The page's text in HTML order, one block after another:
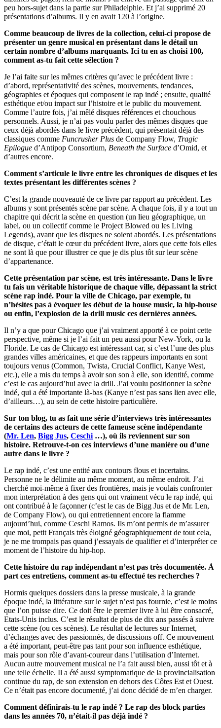
peu hors-sujet dans la partie sur Philadelphie. Et j’ai supprimé 20
présentations d’albums. Il y en avait 120 à l’origine.
Comme beaucoup de livres de la collection, celui-ci propose de
présenter un genre musical en présentant dans le détail un
certain nombre d’albums marquants. Ici tu en as choisi 100,
comment as-tu fait cette sélection ?
Je l’ai faite sur les mêmes critères qu’avec le précédent livre :
d’abord, représentativité des scènes, mouvements, tendances,
géographies et époques qui composent le rap indé ; ensuite, qualité
esthétique et/ou impact sur l’histoire et le public du mouvement.
Comme l’autre fois, j’ai mêlé disques références et chouchous
personnels. Aussi, je n’ai pas voulu parler des mêmes disques que
ceux déjà abordés dans le livre précédent, qui présentait déjà des
classiques comme Funcrusher Plus de Company Flow, Tragic
Epilogue d’Antipop Consortium, Beneath the Surface d’Omid, et
d’autres encore.
Comment s’articule le livre entre les chroniques de disques et les
textes présentant les différentes scènes ?
C’est la grande nouveauté de ce livre par rapport au précédent. Les
albums y sont présentés scène par scène. A chaque fois, il y a tout un
chapitre qui décrit la scène en question (un lieu géographique, un
label, ou un collectif comme le Project Blowed ou les Living
Legends), avant que les disques ne soient abordés. Les présentations
de disque, c’était le cœur du précédent livre, alors que cette fois elles
ne sont là que pour illustrer ce que je dis plus tôt sur leur scène
d’appartenance.
Cette présentation par scène, est très intéressante. Dans le livre
tu fais un véritable historique de chaque ville, dépassant la strict
scène rap indé. Pour la ville de Chicago, par exemple, tu
n’hésites pas à évoquer les début de la house music, la hip-house
ou enfin, l’explosion de la drill music ces dernières années.
Il n’y a que pour Chicago que j’ai vraiment apporté à ce point cette
perspective, même si je l’ai fait un peu aussi pour New-York, ou la
Floride. Le cas de Chicago est intéressant car, si c’est l’une des plus
grandes villes américaines, et que des rappeurs importants en sont
toujours venus (Common, Twista, Crucial Conflict, Kanye West,
etc.), elle a mis du temps à avoir son son à elle, son identité, comme
c’est le cas aujourd’hui avec la drill. J’ai voulu positionner la scène
indé, qui a été importante là-bas (Kanye n’est pas sans lien avec elle,
d’ailleurs…), au sein de cette histoire particulière.
Sur ton blog, tu as fait une série d’interviews très intéressantes
de certains des acteurs de cette fameuse scène indépendante
(Mr. Len, Bigg Jus, Ceschi …), où ils reviennent sur son
histoire. Retrouve-t-on ces interviews d’une manière ou d’une
autre dans le livre ?
Le rap indé, c’est une entité aux contours flous et incertains.
Personne ne le délimite au même moment, au même endroit. J’ai
cherché moi-même à fixer des frontières, mais je voulais confronter
mon interprétation à des gens qui ont vraiment vécu le rap indé, qui
ont contribué à le façonner (c’est le cas de Bigg Jus et de Mr. Len,
de Company Flow), ou qui entretiennent encore la flamme
aujourd’hui, comme Ceschi Ramos. Ils m’ont permis de m’assurer
que moi, petit Français très éloigné géographiquement de tout cela,
je ne me trompais pas quand j’essayais de qualifier et d’interpréter ce
moment de l’histoire du hip-hop.
Cette histoire du rap indépendant n’est pas très documentée. À
part ces entretiens, comment as-tu effectué tes recherches ?
Hormis quelques dossiers dans la presse musicale, à la grande
époque indé, la littérature sur le sujet n’est pas fournie, c’est le moins
que l’on puisse dire. Ce doit être le premier livre à lui être consacré,
Etats-Unis inclus. C’est le résultat de plus de dix ans passés à suivre
cette scène (ou ces scènes). Le résultat de lectures sur Internet,
d’échanges avec des passionnés, de discussions off. Ce mouvement
a été important, peut-être pas tant pour son influence esthétique,
mais pour son rôle d’avant-coureur dans l’utilisation d’Internet.
Aucun autre mouvement musical ne l’a fait aussi bien, aussi tôt et à
une telle échelle. Il a été aussi symptomatique de la provincialisation
continue du rap, de son extension en dehors des Côtes Est et Ouest.
Ce n’était pas encore documenté, j’ai donc décidé de m’en charger.
Comment définirais-tu le rap indé ? Le rap des block parties
dans les années 70, n’était-il pas déjà indé ?